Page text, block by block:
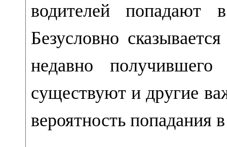
водителей
Безусловно
недавно получившего
существуют и другие
вероятность попадания